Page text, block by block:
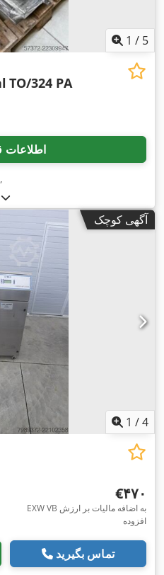
1 / 5
TO/324 PA
اطلاعات
,
آگهی کوچک
1 /4
‎€۴۷۰
EXW VB به اضافه مالیات بر ارزش
افزوده
تماس بگیرید